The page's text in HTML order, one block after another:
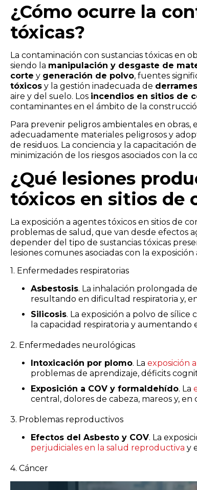
¿Cómo ocurre la
tóxicas?
La contaminación con sustancias tóxicas en
siendo la manipulación y desgaste de
corte y generación de polvo, fuentes
tóxicos y la gestión inadecuada de derrames
aire y del suelo. Los incendios en sitios de
contaminantes en el ámbito de la
Para prevenir peligros ambientales en obras,
adecuadamente materiales peligrosos y
de residuos. La conciencia y la capacitación
minimización de los riesgos asociados con la
¿Qué lesiones
tóxicos en sitios de
La exposición a agentes tóxicos en sitios de
problemas de salud, que van desde efectos
depender del tipo de sustancias tóxicas
lesiones comunes asociadas con la
1. Enfermedades respiratorias
Asbestosis. La inhalación prolongada
resultando en dificultad respiratoria y,
Silicosis. La exposición a polvo de
la capacidad respiratoria y aumentando
2. Enfermedades neurológicas
Intoxicación por plomo. La exposición
problemas de aprendizaje, déficits
Exposición a COV y formaldehído. La
central, dolores de cabeza, mareos y, en
3. Problemas reproductivos
Efectos del Asbesto y COV. La
perjudiciales en la salud reproductiva y
4. Cáncer